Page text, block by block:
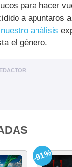
para hacer
a apuntaros
nuestro análisis
el género.
-91%